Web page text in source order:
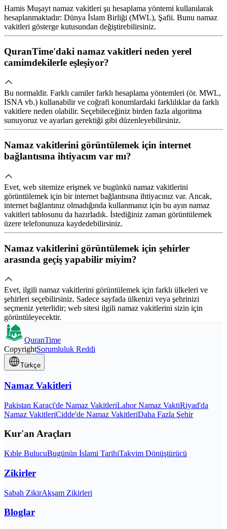
Hamis Muşayt namaz vakitleri şu hesaplama yöntemi kullanılarak
hesaplanmaktadır: Dünya İslam Birliği (MWL), Şafii. Bunu namaz
vakitleri gösterge kutusundan değiştirebilirsiniz.
QuranTime'daki namaz vakitleri neden yerel
camimdekilerle eşleşiyor?
Bu normaldir. Farklı camiler farklı hesaplama yöntemleri (ör. MWL,
ISNA vb.) kullanabilir ve coğrafi konumlardaki farklılıklar da farklı
vakitlere neden olabilir. Seçebileceğiniz birden fazla algoritma
sunuyoruz ve ayarları gerektiği gibi düzenleyebilirsiniz.
Namaz vakitlerini görüntülemek için internet
bağlantısına ihtiyacım var mı?
Evet, web sitemize erişmek ve bugünkü namaz vakitlerini
görüntülemek için bir internet bağlantısına ihtiyacınız var. Ancak,
internet bağlantınız olmadığında kullanmanız için bu ayın namaz
vakitleri tablosunu da hazırladık. İstediğiniz zaman görüntülemek
üzere telefonunuza kaydedebilirsiniz.
Namaz vakitlerini görüntülemek için şehirler
arasında geçiş yapabilir miyim?
Evet, ilgili namaz vakitlerini görüntülemek için farklı ülkeleri ve
şehirleri seçebilirsiniz. Sadece sayfada ülkenizi veya şehrinizi
seçmeniz yeterlidir; web sitesi ilgili namaz vakitlerini sizin için
görüntüleyecektir.
QuranTime
CopyrightSorumluluk Reddi
Türkçe
Namaz Vakitleri
Pakistan Karaçi'de Namaz VakitleriLahor Namaz VaktiRiyad'da
Namaz VakitleriCidde'de Namaz VakitleriDaha Fazla Şehir
Kur'an Araçları
Kıble BulucuBugünün İslami TarihiTakvim Dönüştürücü
Zikirler
Sabah ZikirAkşam Zikirleri
Bloglar